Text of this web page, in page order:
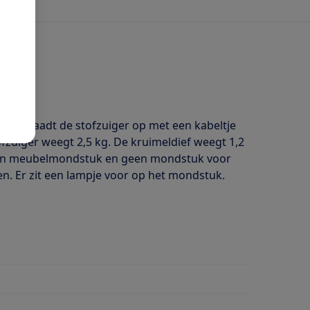
Je laadt de stofzuiger op met een kabeltje
weegt 2,5 kg. De kruimeldief weegt 1,2
meubelmondstuk en geen mondstuk voor
Er zit een lampje voor op het mondstuk.